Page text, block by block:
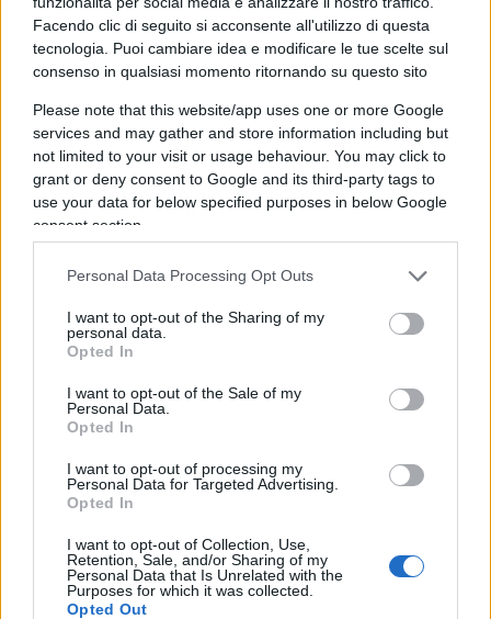
Facendo clic di seguito si acconsente all'utilizzo di questa
tecnologia. Puoi cambiare idea e modificare le tue scelte sul
consenso in qualsiasi momento ritornando su questo sito
Please note that this website/app uses one or more Google
services and may gather and store information including but
not limited to your visit or usage behaviour. You may click to
grant or deny consent to Google and its third-party tags to
use your data for below specified purposes in below Google
consent section.
Personal Data Processing Opt Outs
I want to opt-out of the Sharing of my
personal data.
Opted In
I want to opt-out of the Sale of my
Personal Data.
Opted In
I want to opt-out of processing my
Personal Data for Targeted Advertising.
Opted In
I want to opt-out of Collection, Use,
Retention, Sale, and/or Sharing of my
Personal Data that Is Unrelated with the
Purposes for which it was collected.
Opted Out
ad ambienti mafiosi. Mulè ha reagito con durezza,
parlando di un vero e proprio“registro degli
infangati”: una lunga lista di persone non
indagate ma ugualmente esposte al pubblico
ludibrio al fine di delegittimarle. Una tecnica che,
secondo questa lettura, sarebbe stata utilizzata
anche di recente nel caso della fotografia che
ritrae Giorgia Meloni accanto a un individuo poi
l’identità.
Lo schema, dunque, si ripeterebbe: si prende un
elemento marginale o il nome pronunciato da un
pentito, lo si amplifica,
centrodestrae lo si presenta come prova di un
sistema compromesso. Ciò che preoccupa,
attacchi dopo la conclusione del referendum sulla
giustizia.